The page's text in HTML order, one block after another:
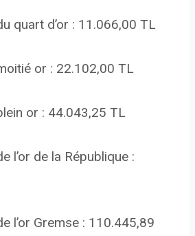
quart d’or : 11.066,00 TL
or : 22.102,00 TL
or : 44.043,25 TL
l’or de la République :
l’or Gremse : 110.445,89